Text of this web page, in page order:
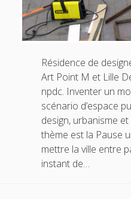
Résidence de
Art Point M et Lille
npdc. Inventer un
scénario d’espace
design, urbanisme
thème est la Pause
mettre la ville entre
instant de…